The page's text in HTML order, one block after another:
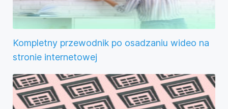
Kompletny przewodnik po osadzaniu wideo na
stronie internetowej